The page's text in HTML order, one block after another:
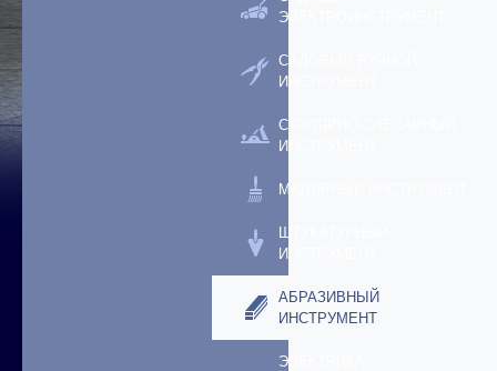
ЭЛЕКТРОИНСТРУМЕНТ
САДОВЫЙ РУЧНОЙ
ИНСТРУМЕНТ
СТОЛЯРНО-СЛЕСАРНЫЙ
ИНСТРУМЕНТ
МАЛЯРНЫЙ ИНСТРУМЕНТ
ШТУКАТУРНЫЙ
ИНСТРУМЕНТ
АБРАЗИВНЫЙ
ИНСТРУМЕНТ
ЭЛЕКТРИКА